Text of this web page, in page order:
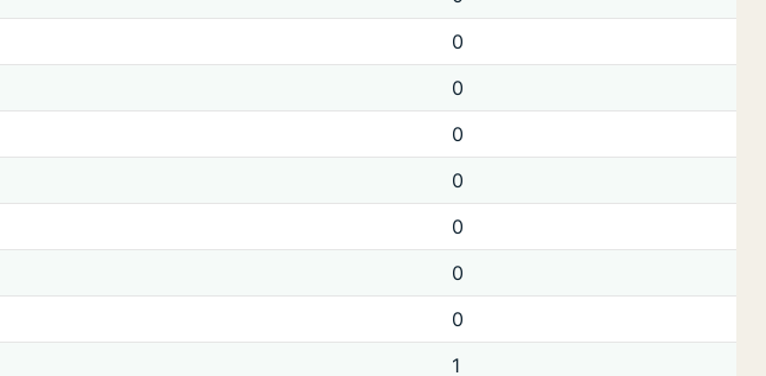
0
0
0
0
0
0
0
1